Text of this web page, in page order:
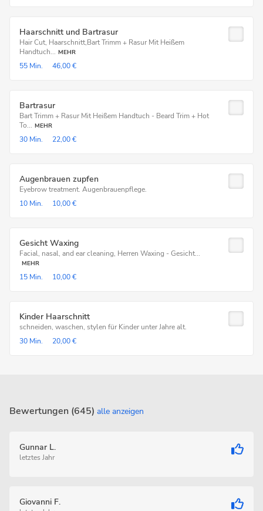
Haarschnitt und Bartrasur
Hair Cut, Haarschnitt,Bart Trimm + Rasur Mit Heißem
Handtuch... MEHR
55 Min. 46,00 €
Bartrasur
Bart Trimm + Rasur Mit Heißem Handtuch - Beard Trim + Hot
To... MEHR
30 Min. 22,00 €
Augenbrauen zupfen
Eyebrow treatment. Augenbrauenpflege.
10 Min.
10,00 €
Gesicht Waxing
Facial, nasal, and ear cleaning, Herren Waxing - Gesicht...
MEHR
15 Min. 10,00 €
Kinder Haarschnitt
schneiden, waschen, stylen für Kinder unter Jahre alt.
30 Min.
20,00 €
Bewertungen (645) alle anzeigen
Gunnar L.
letztes Jahr
Giovanni F.